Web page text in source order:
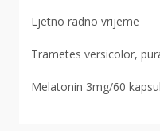
Ljetno radno vrijeme
Trametes versicolor,
Melatonin 3mg/60